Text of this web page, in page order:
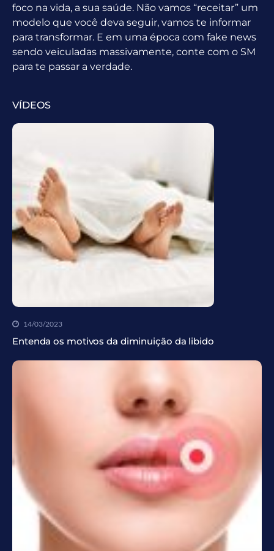
foco na vida, a sua saúde. Não vamos “receitar” um
modelo que você deva seguir, vamos te informar
para transformar. E em uma época com fake news
sendo veiculadas massivamente, conte com o SM
para te passar a verdade.
VÍDEOS
14/03/2023
Entenda os motivos da diminuição da libido